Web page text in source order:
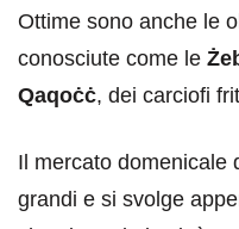
Ottime sono anche le
conosciute come le
Qaqoċċ, dei carciofi
Il mercato domenicale
grandi e si svolge